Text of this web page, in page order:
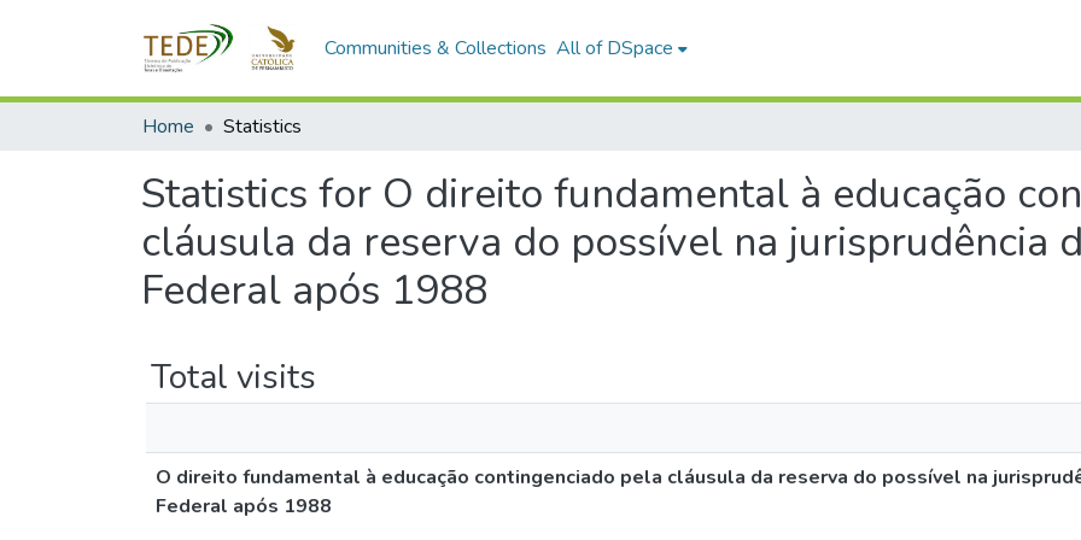
Communities & Collections All of DSpace
Home Statistics
Statistics for O direito fundamental à educação
cláusula da reserva do possível na jurisprudência
Federal após 1988
Total visits
O direito fundamental à educação contingenciado pela cláusula da reserva do possível na
Federal após 1988